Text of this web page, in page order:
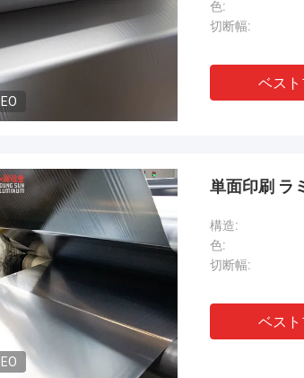
係
い。
は非
ジャ
助け
て非
ほぼ500トンを購入した。質は安定
受渡し時間は速い。私の顧客は私の
クトと非常に満足する。私達は
アルミニウムに協力し続ける。
色:
切断幅:
ベス
単面印刷 ラ
構造:
色:
切断幅:
ベス